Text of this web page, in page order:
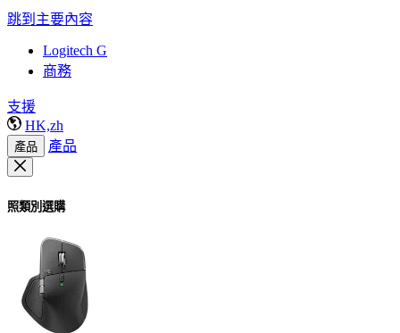
跳到主要內容
Logitech G
商務
支援
HK,zh
產品 產品
照類別選購